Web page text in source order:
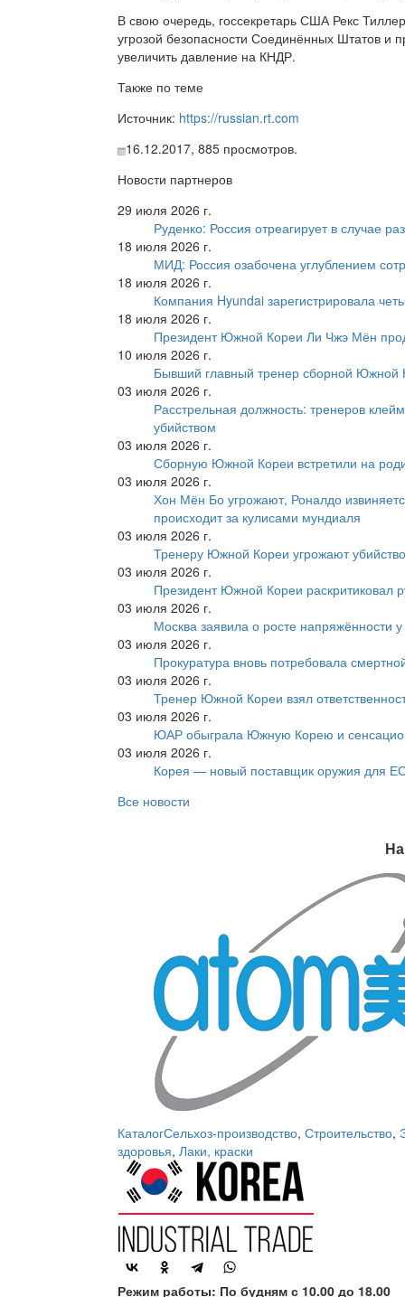
В свою очередь, госсекретарь США Рекс
угрозой безопасности Соединённых Штатов и
увеличить давление на КНДР.
Также по теме
Источник: https://russian.rt.com
16.12.2017, 885 просмотров.
Новости партнеров
29 июля 2026 г.
Руденко: Россия отреагирует в случае
18 июля 2026 г.
МИД: Россия озабочена углублением
18 июля 2026 г.
Компания Hyundai зарегистрировала
18 июля 2026 г.
Президент Южной Кореи Ли Чжэ Мён
10 июля 2026 г.
Бывший главный тренер сборной Южной
03 июля 2026 г.
Расстрельная должность: тренеров
убийством
03 июля 2026 г.
Сборную Южной Кореи встретили на
03 июля 2026 г.
Хон Мён Бо угрожают, Роналдо
происходит за кулисами мундиаля
03 июля 2026 г.
Тренеру Южной Кореи угрожают
03 июля 2026 г.
Президент Южной Кореи раскритиковал
03 июля 2026 г.
Москва заявила о росте
03 июля 2026 г.
Прокуратура вновь потребовала
03 июля 2026 г.
Тренер Южной Кореи взял
03 июля 2026 г.
ЮАР обыграла Южную Корею и
03 июля 2026 г.
Корея — новый поставщик оружия для
Все новости
КаталогСельхоз-производство, Строительство,
здоровья, Лаки, краски
Режим работы: По будням с 10.00 до 18.00